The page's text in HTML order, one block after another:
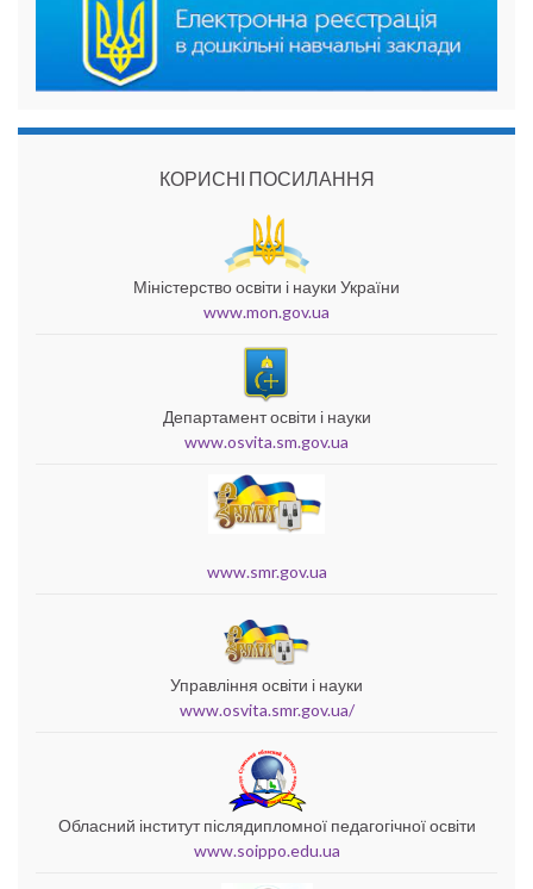
КОРИСНІ ПОСИЛАННЯ
Міністерство освіти і науки України
www.mon.gov.ua
Департамент освіти і науки
www.osvita.sm.gov.ua
www.smr.gov.ua
Управління освіти і науки
www.osvita.smr.gov.ua/
Обласний інститут післядипломної педагогічної освіти
www.soippo.edu.ua